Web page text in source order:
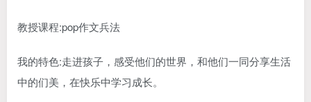
教授课程:pop作文兵法
我的特色:走进孩子，感受他们的世界，和他们一同分享生活
中的们美，在快乐中学习成长。